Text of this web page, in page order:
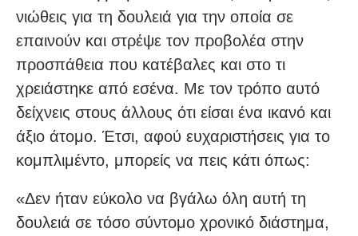
νιώθεις για τη δουλειά για την οποία σε
επαινούν και στρέψε τον προβολέα στην
προσπάθεια που κατέβαλες και στο τι
χρειάστηκε από εσένα. Με τον τρόπο αυτό
δείχνεις στους άλλους ότι είσαι ένα ικανό και
άξιο άτομο. Έτσι, αφού ευχαριστήσεις για το
κομπλιμέντο, μπορείς να πεις κάτι όπως:
«Δεν ήταν εύκολο να βγάλω όλη αυτή τη
δουλειά σε τόσο σύντομο χρονικό διάστημα,